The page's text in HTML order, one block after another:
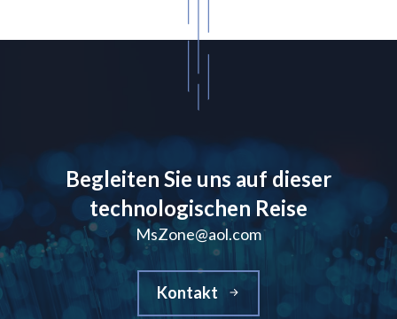
Begleiten Sie uns auf dieser
technologischen Reise
MsZone@aol.com
Kontakt